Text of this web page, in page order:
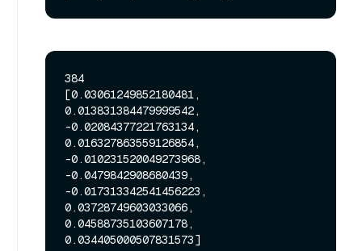
384
[0.03061249852180481,
0.013831384479999542,
-0.02084377221763134,
0.016327863559126854,
-0.010231520049273968,
-0.0479842908680439,
-0.017313342541456223,
0.03728749603033066,
0.04588735103607178,